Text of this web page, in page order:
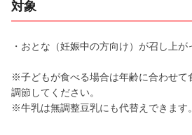
対象
・おとな（妊娠中の方向け）が召し上が
※子どもが食べる場合は年齢に合わせて
調節してください。
※牛乳は無調整豆乳にも代替えできます。